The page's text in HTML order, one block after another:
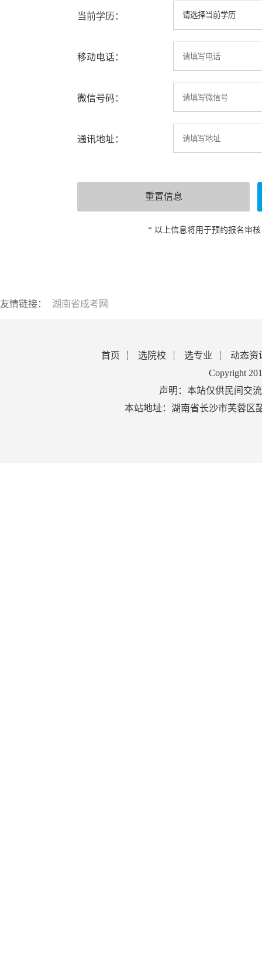
当前学历：
移动电话：
微信号码：
通讯地址：
* 以上信息将用于预约报名审
友情链接： 湖南省成考网
首页 选院校 选专业
动态资
Copyright
声明：本站仅供民间交
本站地址：湖南省长沙市芙蓉区